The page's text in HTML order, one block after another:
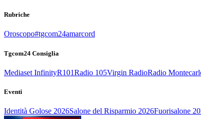
Rubriche
Oroscopo#tgcom24amarcord
Tgcom24 Consiglia
Mediaset InfinityR101Radio 105Virgin RadioRadio
Eventi
Identità Golose 2026Salone del Risparmio 2026Fuorisalone